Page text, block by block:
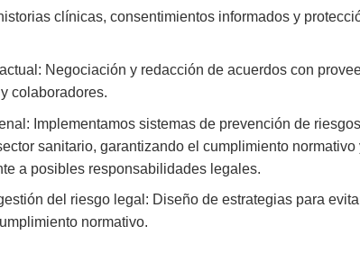
clínicas, consentimientos informados y
Negociación y redacción de acuerdos con
colaboradores.
Implementamos sistemas de prevención de
sanitario, garantizando el cumplimiento normativo
a posibles responsabilidades legales.
del riesgo legal: Diseño de estrategias para
normativo.